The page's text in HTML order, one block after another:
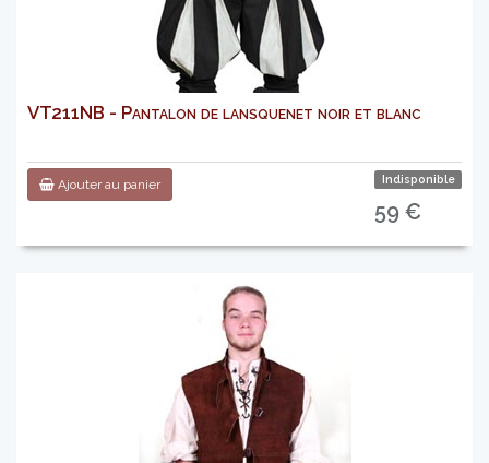
VT211NB - Pantalon de lansquenet noir et blanc
Ajouter au panier Indisponible
59 €